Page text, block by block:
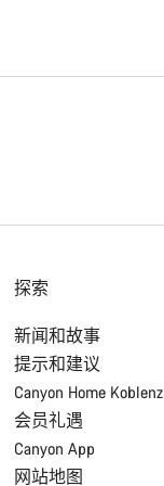
探索
新闻和故事
提示和建议
Canyon Home Koblenz
会员礼遇
Canyon App
网站地图